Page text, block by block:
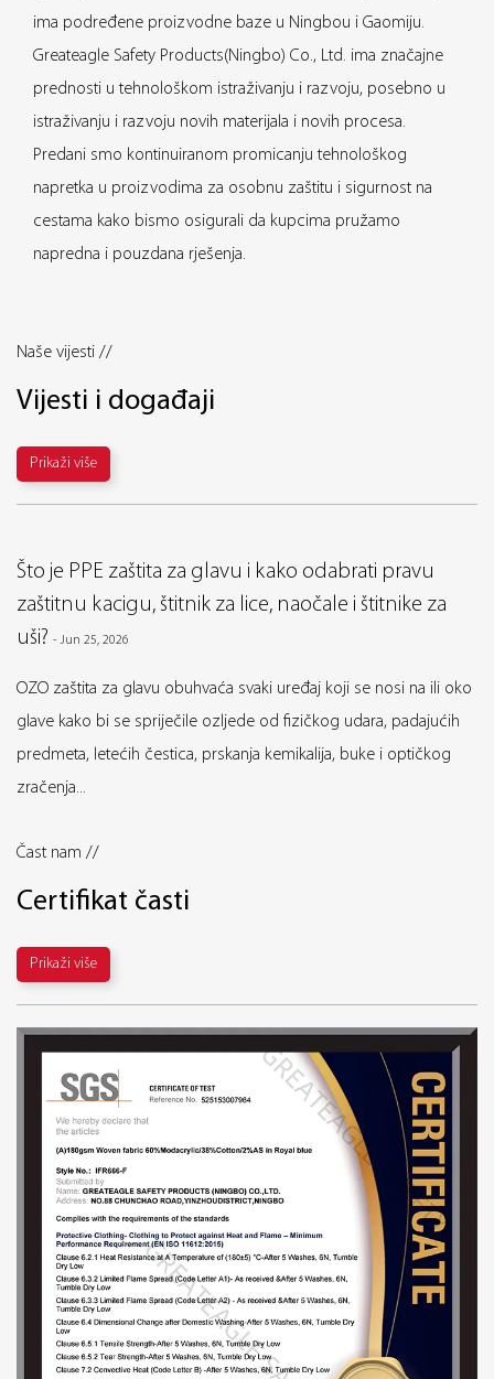
ima podređene proizvodne baze u Ningbou i Gaomiju.
Greateagle Safety Products(Ningbo) Co., Ltd. ima značajne
prednosti u tehnološkom istraživanju i razvoju, posebno u
istraživanju i razvoju novih materijala i novih procesa.
Predani smo kontinuiranom promicanju tehnološkog
napretka u proizvodima za osobnu zaštitu i sigurnost na
cestama kako bismo osigurali da kupcima pružamo
napredna i pouzdana rješenja.
Naše vijesti //
Vijesti i događaji
Prikaži više
Što je PPE zaštita za glavu i kako odabrati pravu
zaštitnu kacigu, štitnik za lice, naočale i štitnike za
uši? -Jun 25, 2026
OZO zaštita za glavu obuhvaća svaki uređaj koji se nosi na ili oko
glave kako bi se spriječile ozljede od fizičkog udara, padajućih
predmeta, letećih čestica, prskanja kemikalija, buke i optičkog
zračenja...
Čast nam //
Certifikat časti
Prikaži više